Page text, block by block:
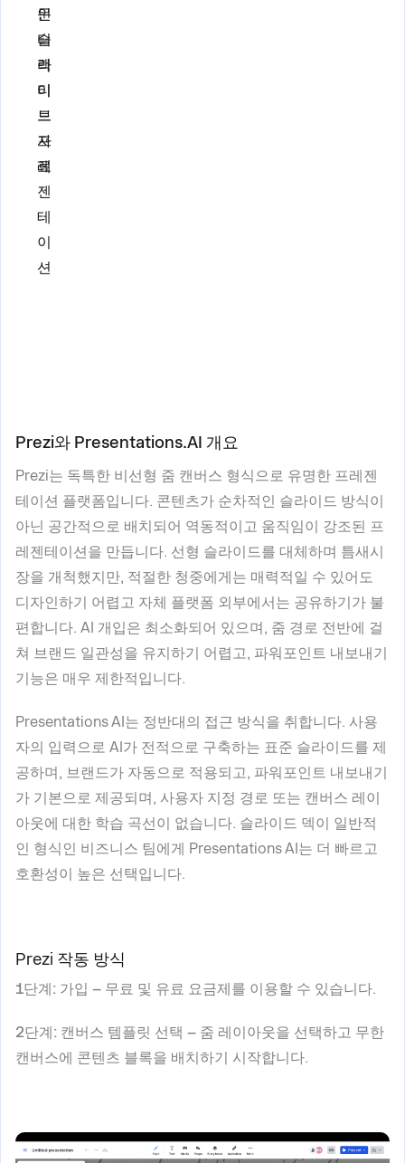
인
터
랙
티
브
프
레
젠
테
이
션
문
슬
라
이
드
자
료
Prezi와 Presentations.AI 개요
Prezi는 독특한 비선형 줌 캔버스 형식으로 유명한 프레젠
테이션 플랫폼입니다. 콘텐츠가 순차적인 슬라이드 방식이
아닌 공간적으로 배치되어 역동적이고 움직임이 강조된 프
레젠테이션을 만듭니다. 선형 슬라이드를 대체하며 틈새시
장을 개척했지만, 적절한 청중에게는 매력적일 수 있어도
디자인하기 어렵고 자체 플랫폼 외부에서는 공유하기가 불
편합니다. AI 개입은 최소화되어 있으며, 줌 경로 전반에 걸
쳐 브랜드 일관성을 유지하기 어렵고, 파워포인트 내보내기
기능은 매우 제한적입니다.
Presentations AI는 정반대의 접근 방식을 취합니다. 사용
자의 입력으로 AI가 전적으로 구축하는 표준 슬라이드를 제
공하며, 브랜드가 자동으로 적용되고, 파워포인트 내보내기
가 기본으로 제공되며, 사용자 지정 경로 또는 캔버스 레이
아웃에 대한 학습 곡선이 없습니다. 슬라이드 덱이 일반적
인 형식인 비즈니스 팀에게 Presentations AI는 더 빠르고
호환성이 높은 선택입니다.
Prezi 작동 방식
1단계: 가입 – 무료 및 유료 요금제를 이용할 수 있습니다.
2단계: 캔버스 템플릿 선택 – 줌 레이아웃을 선택하고 무한
캔버스에 콘텐츠 블록을 배치하기 시작합니다.